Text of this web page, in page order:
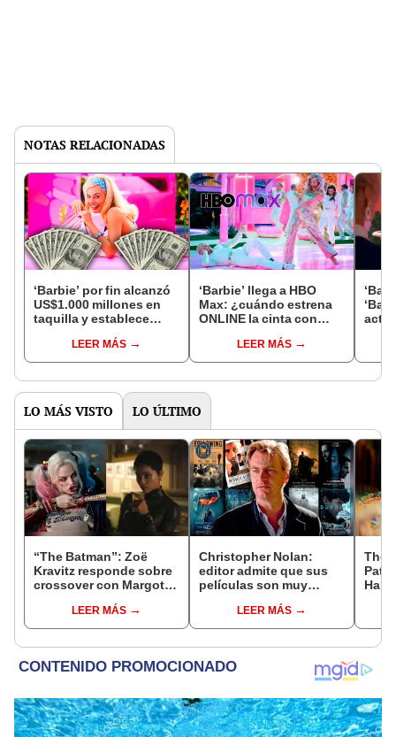
NOTAS RELACIONADAS
‘Barbie’ por fin alcanzó
US$1.000 millones en
taquilla y establece
LEER MÁS
‘Barbie’ llega a HBO
Max: ¿cuándo estrena
ONLINE la cinta con
Gosling?LEER MÁS
LO MÁS VISTO LO ÚLTIMO
“The Batman”: Zoë
Kravitz responde sobre
crossover con Margot
LEER MÁS
Christopher Nolan:
editor admite que sus
películas son muy
LEER MÁS
The